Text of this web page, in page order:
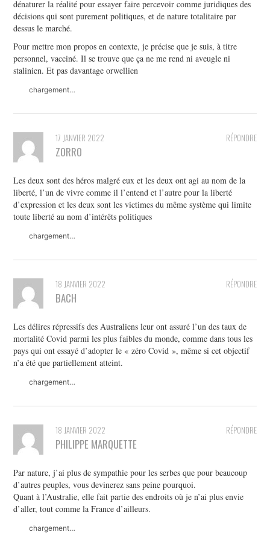
dénaturer la réalité pour essayer faire percevoir comme juridiques des
décisions qui sont purement politiques, et de nature totalitaire par
dessus le marché.
Pour mettre mon propos en contexte, je précise que je suis, à titre
personnel, vacciné. Il se trouve que ça ne me rend ni aveugle ni
stalinien. Et pas davantage orwellien
chargement…
RÉPONDRE
17 JANVIER 2022
ZORRO
Les deux sont des héros malgré eux et les deux ont agi au nom de la
liberté, l’un de vivre comme il l’entend et l’autre pour la liberté
d’expression et les deux sont les victimes du même système qui limite
toute liberté au nom d’intérêts politiques
chargement…
RÉPONDRE
18 JANVIER 2022
BACH
Les délires répressifs des Australiens leur ont assuré l’un des taux de
mortalité Covid parmi les plus faibles du monde, comme dans tous les
pays qui ont essayé d’adopter le « zéro Covid », même si cet objectif
n’a été que partiellement atteint.
chargement…
RÉPONDRE
18 JANVIER 2022
PHILIPPE MARQUETTE
Par nature, j’ai plus de sympathie pour les serbes que pour beaucoup
d’autres peuples, vous devinerez sans peine pourquoi.
Quant à l’Australie, elle fait partie des endroits où je n’ai plus envie
d’aller, tout comme la France d’ailleurs.
chargement…